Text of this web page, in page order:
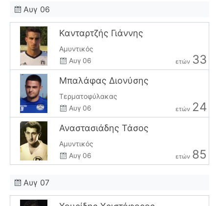
Αυγ 06
Κανταρτζής Γιάννης
Αμυντικός
Αυγ 06
ετών 33
Μπαλάφας Διονύσης
Τερματοφύλακας
Αυγ 06
ετών 24
Αναστασιάδης Τάσος
Αμυντικός
Αυγ 06
ετών 85
Αυγ 07